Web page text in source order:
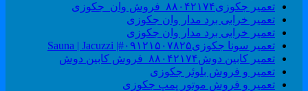
تعمیر جکوزی۸۸۰۴۲۱۷۴_فروش وان_جکوزی
تعمیر خرابی برد مدار وان جکوزی
تعمیر خرابی برد مدار وان جکوزی
تعمیر سونا جکوزی۰۹۱۲۱۵۰۷۸۲۵#| Sauna | Jacuzzi
تعمیر کابین دوش۸۸۰۴۲۱۷۴_فروش کابین دوش
تعمیر و فروش بلوئر جکوزی
تعمیر و فروش موتور پمپ جکوزی